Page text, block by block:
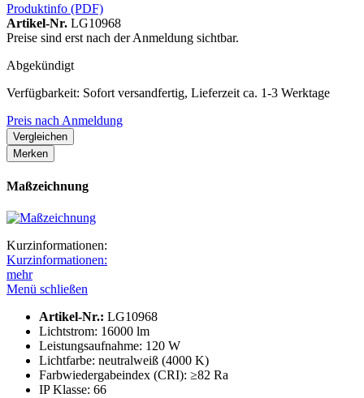
Produktinfo (PDF)
Artikel-Nr. LG10968
Preise sind erst nach der Anmeldung sichtbar.
Abgekündigt
Verfügbarkeit: Sofort versandfertig, Lieferzeit ca. 1-3 Werktage
Preis nach Anmeldung
Vergleichen
Merken
Maßzeichnung
Kurzinformationen:
Kurzinformationen:
mehr
Menü schließen
Artikel-Nr.: LG10968
Lichtstrom: 16000 lm
Leistungs­aufnahme: 120 W
Lichtfarbe: neutralweiß (4000 K)
Farbwieder­gabeindex (CRI): ≥82 Ra
IP Klasse: 66